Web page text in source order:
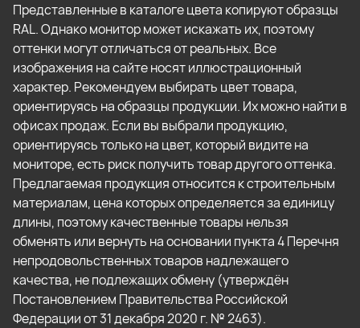
Представленные в каталоге цвета копируют образцы
RAL. Однако монитор может искажать их, поэтому
оттенки могут отличаться от реальных. Все
изображения на сайте носят иллюстрационный
характер. Рекомендуем выбирать цвет товара,
ориентируясь на образцы продукции. Их можно найти в
офисах продаж. Если вы выбрали продукцию,
ориентируясь только на цвет, который видите на
мониторе, есть риск получить товар другого оттенка.
Предлагаемая продукция относится к строительным
материалам, цена которых определяется за единицу
длины, поэтому качественные товары нельзя
обменять или вернуть на основании пункта 4 Перечня
непродовольственных товаров надлежащего
качества, не подлежащих обмену (утверждён
Постановлением Правительства Российской
Федерации от 31 декабря 2020 г. № 2463).